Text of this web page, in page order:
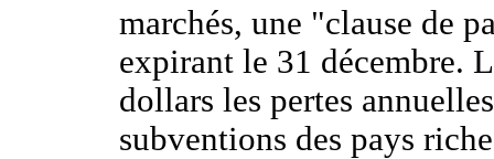
marchés, une "clause de
expirant le 31 décembre.
dollars les pertes
subventions des pays